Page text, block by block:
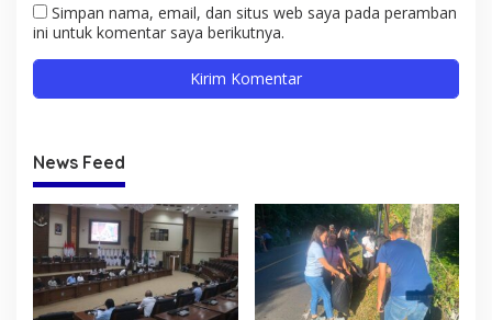
Simpan nama, email, dan situs web saya pada peramban
ini untuk komentar saya berikutnya.
News Feed